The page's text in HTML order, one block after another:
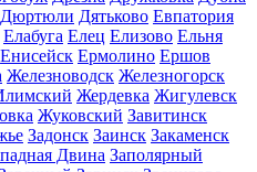
Дюртюли Дятьково Евпатория
Елабуга Елец Елизово Ельня
Енисейск Ермолино Ершов
Железноводск Железногорск
Жердевка Жигулевск
Жуковский Завитинск
Задонск Заинск Закаменск
Двина Заполярный